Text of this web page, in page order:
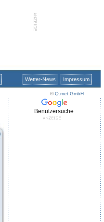
Wetter-News Impressum
©Q.met GmbH
Benutzersuche